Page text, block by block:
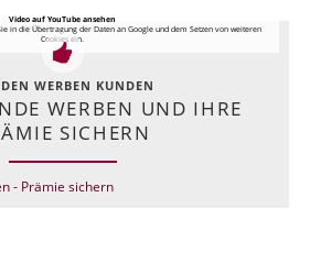
Video auf YouTube ansehen
in die Übertragung der Daten an Google und dem Setzen von weiteren
Cookies ein.
WERBEN KUNDEN
WERBEN UND IHRE
SICHERN